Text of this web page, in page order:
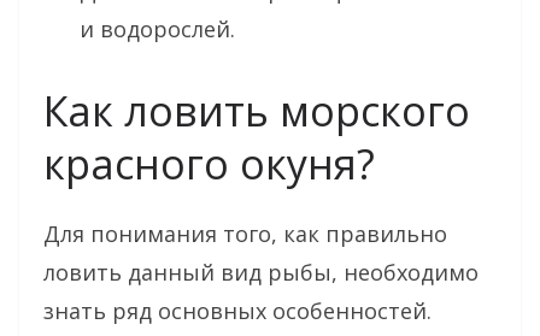
и водорослей.
Как ловить морского
красного окуня?
Для понимания того, как правильно
ловить данный вид рыбы, необходимо
знать ряд основных особенностей.